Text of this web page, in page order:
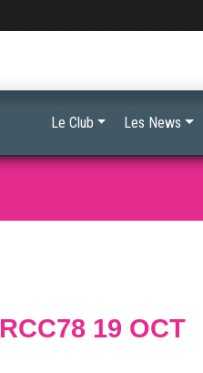
RCC78 19 OCT
Le Club Les News